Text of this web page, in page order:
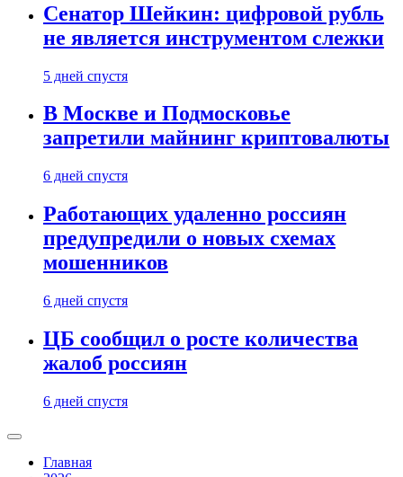
Сенатор Шейкин: цифровой рубль
не является инструментом слежки
5 дней спустя
В Москве и Подмосковье
запретили майнинг криптовалюты
6 дней спустя
Работающих удаленно россиян
предупредили о новых схемах
мошенников
6 дней спустя
ЦБ сообщил о росте количества
жалоб россиян
6 дней спустя
Главная